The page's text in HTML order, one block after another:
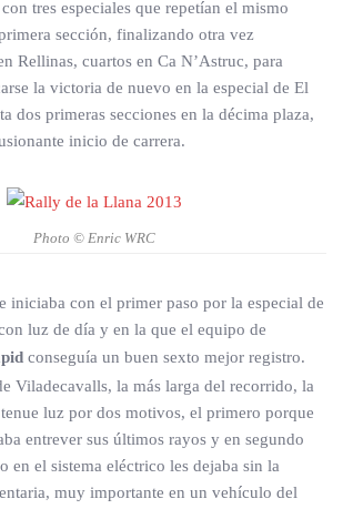
tres especiales que repetían el mismo
sección, finalizando otra vez
Rellinas, cuartos en Ca N’Astruc, para
la victoria de nuevo en la especial de El
dos primeras secciones en la décima plaza,
inicio de carrera.
Photo © Enric WRC
iniciaba con el primer paso por la especial de
luz de día y en la que el equipo de
conseguía un buen sexto mejor registro.
Viladecavalls, la más larga del recorrido, la
luz por dos motivos, el primero porque
entrever sus últimos rayos y en segundo
en el sistema eléctrico les dejaba sin la
muy importante en un vehículo del